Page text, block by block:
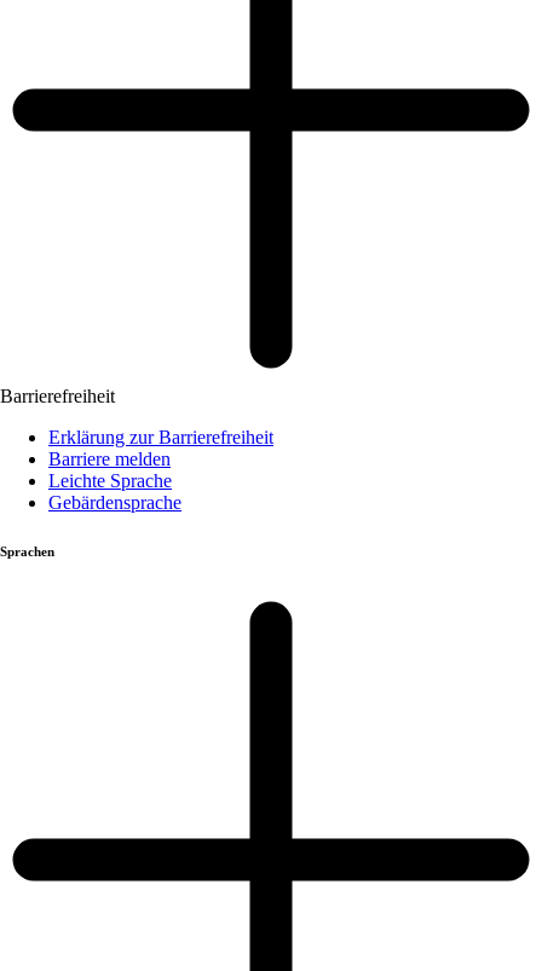
Barrierefreiheit
Erklärung zur Barrierefreiheit
Barriere melden
Leichte Sprache
Gebärdensprache
Sprachen